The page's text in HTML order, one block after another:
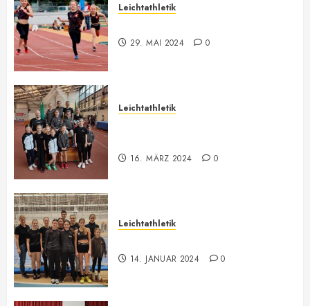
Leichtathletik
29. MAI 2024 0
Leichtathletik
16. MÄRZ 2024 0
Leichtathletik
14. JANUAR 2024 0